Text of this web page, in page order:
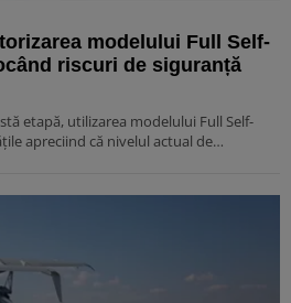
modelului Full Self-
riscuri de siguranță
etapă, utilizarea modelului Full Self-
apreciind că nivelul actual de…